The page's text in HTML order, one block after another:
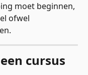
moet beginnen,
ofwel
cursus